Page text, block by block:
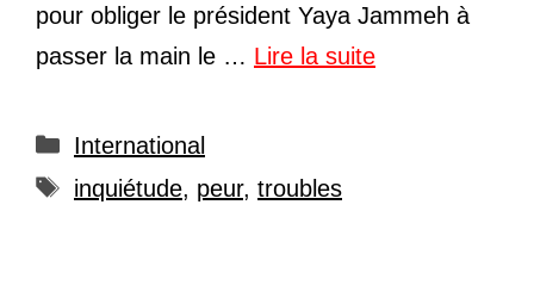
pour obliger le président Yaya Jammeh à
passer la main le … Lire la suite
Catégories
International
Étiquettes
inquiétude, peur, troubles